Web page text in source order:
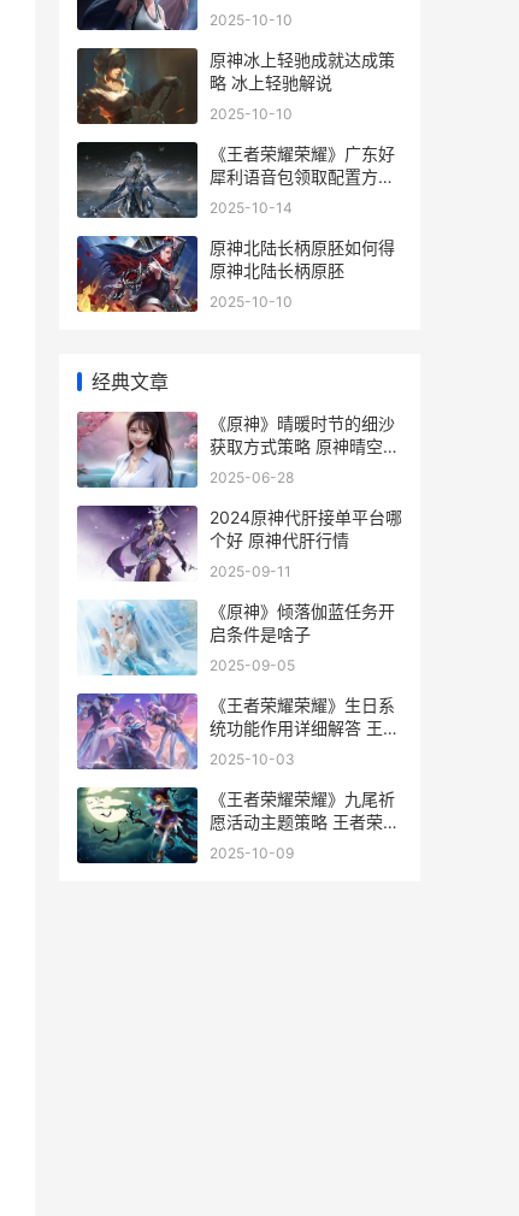
删除和重新创建小队规划
2025-10-10
原神冰上轻驰成就达成策
略 冰上轻驰解说
2025-10-10
《王者荣耀荣耀》广东好
犀利语音包领取配置方式
王者荣耀荣耀典藏皮肤排
2025-10-14
原神北陆长柄原胚如何得
原神北陆长柄原胚
2025-10-10
经典文章
《原神》晴暖时节的细沙
获取方式策略 原神晴空
cp
2025-06-28
2024原神代肝接单平台哪
个好 原神代肝行情
2025-09-11
《原神》倾落伽蓝任务开
启条件是啥子
2025-09-05
《王者荣耀荣耀》生日系
统功能作用详细解答 王者
荣耀荣耀水晶保底多少
2025-10-03
《王者荣耀荣耀》九尾祈
愿活动主题策略 王者荣耀
荣耀印记多少星
2025-10-09